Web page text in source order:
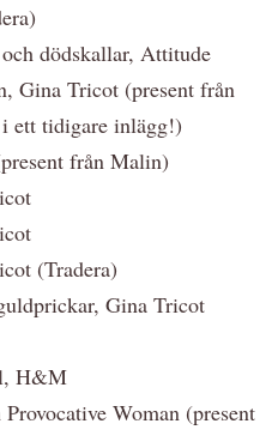
dödskallar, Attitude
Gina Tricot (present från
ett tidigare inlägg!)
från Malin)
(Tradera)
Gina Tricot
H&M
Woman (present